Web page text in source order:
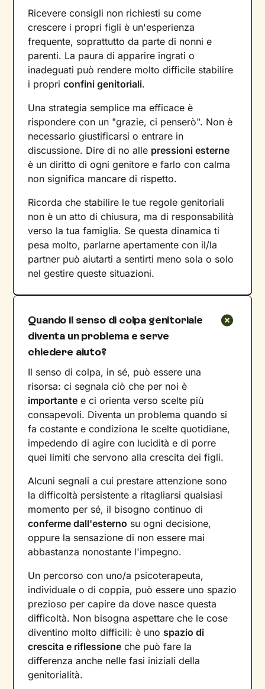
Ricevere consigli non richiesti su come
crescere i propri figli è un'esperienza
frequente, soprattutto da parte di nonni e
parenti. La paura di apparire ingrati o
inadeguati può rendere molto difficile stabilire
i propriconfini genitoriali.
Una strategia semplice ma efficace è
rispondere con un "grazie, ci penserò". Non è
necessario giustificarsi o entrare in
discussione. Dire di no alle pressioni esterne
è un diritto di ogni genitore e farlo con calma
non significa mancare di rispetto.
Ricorda che stabilire le tue regole genitoriali
non è un atto di chiusura, ma di responsabilità
verso la tua famiglia. Se questa dinamica ti
pesa molto, parlarne apertamente con il/la
partner può aiutarti a sentirti meno sola o solo
nel gestire queste situazioni.
Quando il senso di colpa genitoriale
diventa un problema e serve
chiedere aiuto?
Il senso di colpa, in sé, può essere una
risorsa: ci segnala ciò che per noi è
importante e ci orienta verso scelte più
consapevoli. Diventa un problema quando si
fa costante e condiziona le scelte quotidiane,
impedendo di agire con lucidità e di porre
quei limiti che servono alla crescita dei figli.
Alcuni segnali a cui prestare attenzione sono
la difficoltà persistente a ritagliarsi qualsiasi
momento per sé, il bisogno continuo di
conferme dall'esterno su ogni decisione,
oppure la sensazione di non essere mai
abbastanza nonostante l'impegno.
Un percorso con uno/a psicoterapeuta,
individuale o di coppia, può essere uno spazio
prezioso per capire da dove nasce questa
difficoltà. Non bisogna aspettare che le cose
diventino molto difficili: è uno spazio di
crescita e riflessione che può fare la
differenza anche nelle fasi iniziali della
genitorialità.